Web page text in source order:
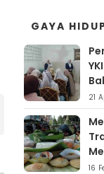
GAYA
21
16